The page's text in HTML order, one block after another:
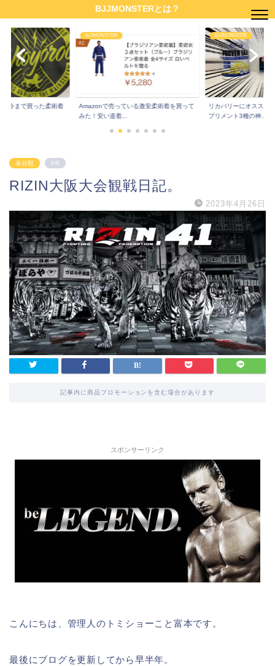
BJJMONSTERとは？
る激安柔術着を買って
BJJMONSTER
リカバリーにオススメのサプリはこれ！サ
プリメント3種の神...
未分類
柔術家の筆者が本業の
本格鍼灸院を開業し...
未分類 PR
RIZIN大阪大会観戦日記。
2023年4月26日
記事内に商品プロモーションを含む場合があります
スポンサーリンク
こんにちは、管理人のトミショーこと富本です。
最後にブログを更新してから早半年。